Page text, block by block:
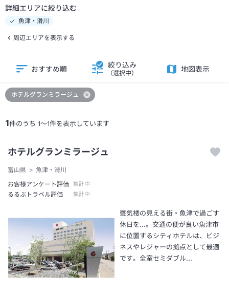
詳細エリアに絞り込む
魚津・滑川
周辺エリアを表示する
1件のうち 1～1件を表示しています
おすすめ順 絞り込み
（選択中）
地図表示
ホテルグランミラージュ
ホテルグランミラージュ
富山県
魚津・滑川
お客様アンケート評価
集計中
るるぶトラベル評価 集計中
蜃気楼の見える街・魚津で過ごす
休日を…。交通の便が良い魚津市
に位置するシティホテルは、ビジ
ネスやレジャーの拠点として最適
です。全室セミダブル…